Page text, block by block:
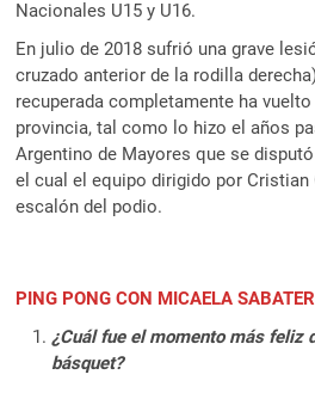
Nacionales U15 y U16.
En julio de 2018 sufrió una grave
cruzado anterior de la rodilla
recuperada completamente ha
provincia, tal como lo hizo el años
Argentino de Mayores que se
el cual el equipo dirigido por
escalón del podio.
PING PONG CON MICAELA SABATER
¿Cuál fue el momento más feliz
básquet?